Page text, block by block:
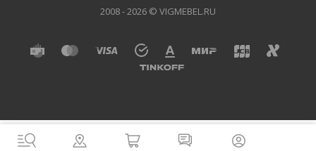
2008 - 2026 © VIGMEBEL.RU